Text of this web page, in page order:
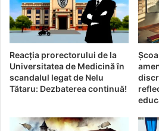
Funcționalități
Mai mult decât un
control al
Un aspect care nu trebuie neglijat
acestor tehnologii. Sistemele
nu se limitează doar la controlul
Acestea pot integra aplicații
Reacția prorectorului de la
Universitatea de Medicină în
scandalul legat de Nelu
Tătaru: Dezbaterea continuă!